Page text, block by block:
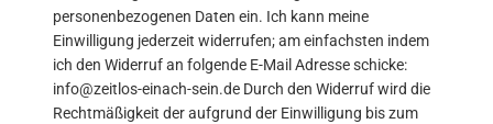
personenbezogenen Daten ein. Ich kann meine
Einwilligung jederzeit widerrufen; am einfachsten indem
ich den Widerruf an folgende E-Mail Adresse schicke:
info@zeitlos-einach-sein.de Durch den Widerruf wird die
Rechtmäßigkeit der aufgrund der Einwilligung bis zum